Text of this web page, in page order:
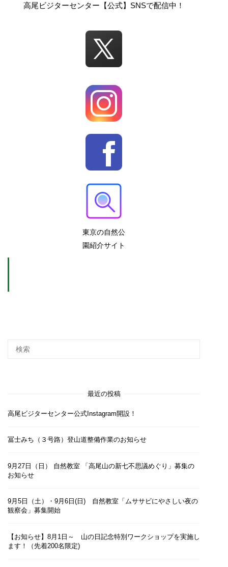
高尾ビジターセンター【公式】SNSで配信中！
東京の自然公
園紹介サイト
最近の投稿
高尾ビジターセンター公式Instagram開設！
冨士みち（３号路）登山道整備作業のお知らせ
9月27日（日） 自然教室 「高尾山の新七不思議めぐり」募集の
お知らせ
9月5日（土）・9月6日(日) 自然教室「ムササビにやさしい夜の
観察会」募集開始
【お知らせ】8月1日～ 山の日記念特別ワークショップを実施し
ます！（先着200名限定)